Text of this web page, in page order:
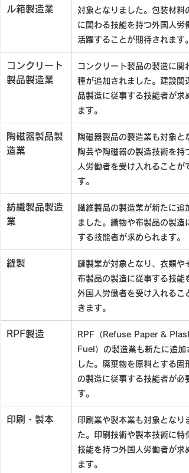
ル箱製造業
対象となりました。包装材料
に関わる技能を持つ外国人労
活躍することが期待されます。
コンクリート
製品製造業
コンクリート製品の製造に関
種が追加されました。建設関
品製造に従事する技能者が求
ます。
陶磁器製品製
造業
陶磁器製品の製造業も対象と
陶芸や陶磁器の製造技術を持
人労働者を受け入れることが
す。
紡織製品製造
業
繊維製品の製造業が新たに追
ました。織物や布製品の製造
する技能者が求められます。
縫製
縫製業が対象となり、衣類や
布製品の製造に従事する技能
外国人労働者を受け入れるこ
きます。
RPF製造
RPF（Refuse Paper &
Fuel）の製造業も新たに追加
した。廃棄物を原料とする固
の製造に従事する技能者が必
す。
印刷・製本
印刷業や製本業も対象となり
た。印刷技術や製本技術に特
技能を持つ外国人労働者が求
ます。